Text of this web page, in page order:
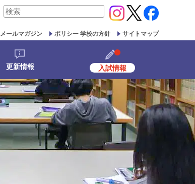
検
対
象:
メールマガジン ポリシー 学校の方針 サイトマップ
更新情報 入試情報